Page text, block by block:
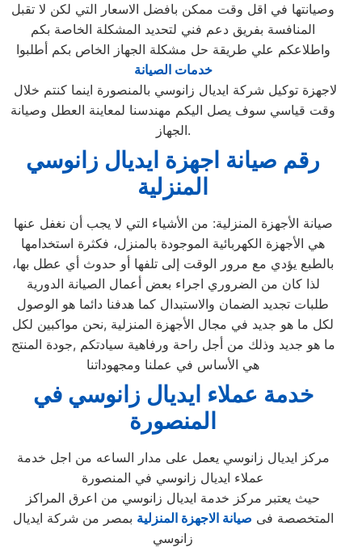
وصيانتها في اقل وقت ممكن بافضل الاسعار التي لكن لا تقبل
المنافسة بفريق دعم فني لتحديد المشكلة الخاصة بكم
واطلاعكم علي طريقة حل مشكلة الجهاز الخاص بكم أطلبوا
خدمات الصيانة
وقت قياسي سوف يصل اليكم مهندسنا لمعاينة العطل وصيانة
الجهاز.
رقم صيانة اجهزة ايديال زانوسي
المنزلية
صيانة الأجهزة المنزلية: من الأشياء التي لا يجب أن نغفل عنها
هي الأجهزة الكهربائية الموجودة بالمنزل، فكثرة استخدامها
بالطبع يؤدي مع مرور الوقت إلى تلفها أو حدوث أي عطل بها،
لذا كان من الضروري اجراء بعض أعمال الصيانة الدورية
طلبات تجديد الضمان والاستبدال كما هدفنا دائما هو الوصول
لكل ما هو جديد في مجال الأجهزة المنزلية ,نحن مواكبين لكل
ما هو جديد وذلك من أجل راحة ورفاهية سيادتكم ,جودة المنتج
هي الأساس في عملنا ومجهوداتنا
خدمة عملاء ايديال زانوسي في
المنصورة
مركز ايديال زانوسي يعمل على مدار الساعه من اجل خدمة
عملاء ايديال زانوسي في المنصورة
حيث يعتبر مركز خدمة ايديال زانوسي من اعرق المراكز
المتخصصة فى صيانة الاجهزة المنزلية بمصر من شركة ايديال
زانوسي